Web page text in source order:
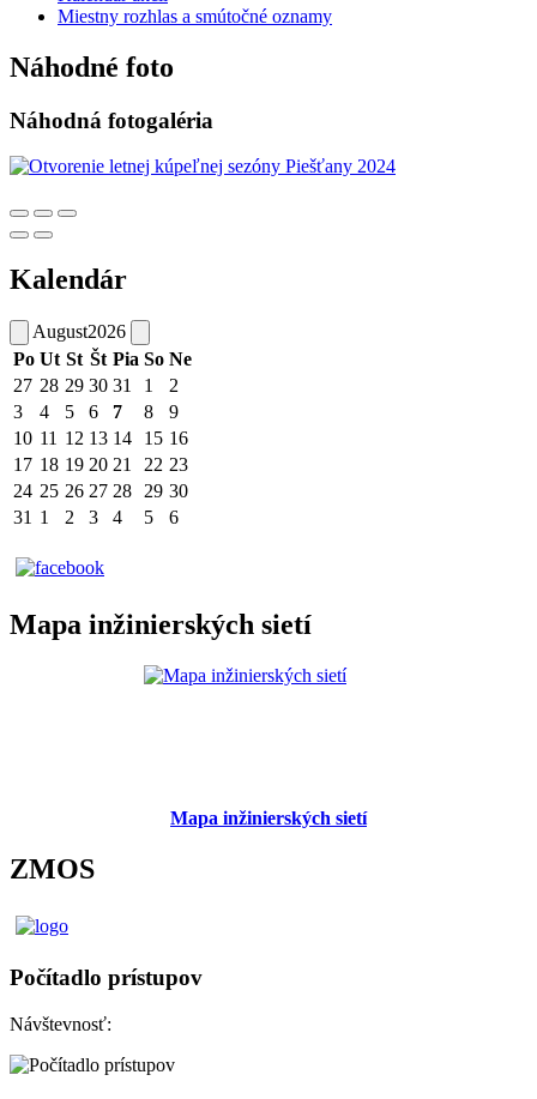
Miestny rozhlas a smútočné oznamy
Náhodné foto
Náhodná fotogaléria
Kalendár
August2026
Po Ut St Št Pia So Ne
27 28 29 30 31 1
2
3
4 5 6 7 8
9
10 11 12 13 14 15 16
17 18 19 20 21 22 23
24 25 26 27 28 29 30
31 1 2 3 4 5 6
Mapa inžinierských sietí
Mapa inžinierských sietí
ZMOS
Počítadlo prístupov
Návštevnosť: